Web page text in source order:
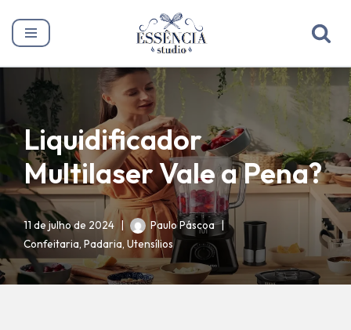
Pular
conteúdo
Liquidificador
Multilaser Vale a Pena?
11 de julho de 2024
Paulo Páscoa
Confeitaria, Padaria, Utensílios